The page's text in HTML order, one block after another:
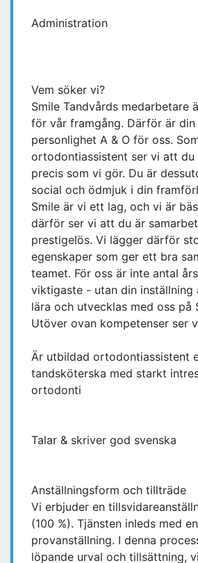
Administration
Vem söker vi?
Smile Tandvårds medarbetare
för vår framgång. Därför är
personlighet A & O för oss.
ortodontiassistent ser vi att du
precis som vi gör. Du är
social och ödmjuk i din
Smile är vi ett lag, och vi är
därför ser vi att du är
prestigelös. Vi lägger därför
egenskaper som ger ett bra
teamet. För oss är inte antal
viktigaste - utan din inställning
lära och utvecklas med oss på
Utöver ovan kompetenser ser
Är utbildad ortodontiassistent
tandsköterska med starkt
ortodonti
Talar & skriver god svenska
Anställningsform och tillträde
Vi erbjuder en
(100 %). Tjänsten inleds med en
provanställning. I denna
löpande urval och tillsättning,